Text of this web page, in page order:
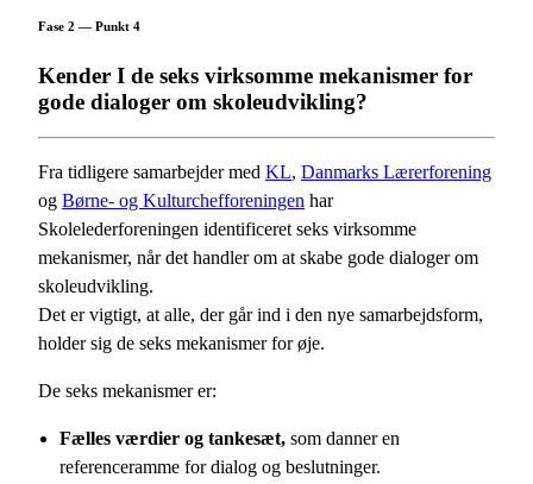
Fase 2 — Punkt 4
Kender I de seks virksomme mekanismer for
gode dialoger om skoleudvikling?
Fra tidligere samarbejder med KL, Danmarks Lærerforening
og Børne- og Kulturchefforeningen har
Skolelederforeningen identificeret seks virksomme
mekanismer, når det handler om at skabe gode dialoger om
skoleudvikling.
Det er vigtigt, at alle, der går ind i den nye samarbejdsform,
holder sig de seks mekanismer for øje.
De seks mekanismer er:
Fælles værdier og tankesæt, som danner en
referenceramme for dialog og beslutninger.